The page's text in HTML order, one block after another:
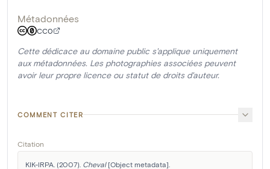
Métadonnées
CC0
Cette dédicace au domaine public s'applique uniquement
aux métadonnées. Les photographies associées peuvent
avoir leur propre licence ou statut de droits d'auteur.
COMMENT CITER
Citation
KIK-IRPA. (2007). Cheval [Object metadata].